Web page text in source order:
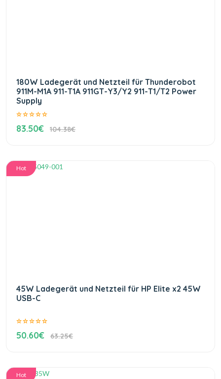
180W Ladegerät und Netzteil für Thunderobot
911M-M1A 911-T1A 911GT-Y3/Y2 911-T1/T2 Power
Supply
83.50€ 104.38€
Hot
45W Ladegerät und Netzteil für HP Elite x2 45W
USB-C
50.60€ 63.25€
Hot